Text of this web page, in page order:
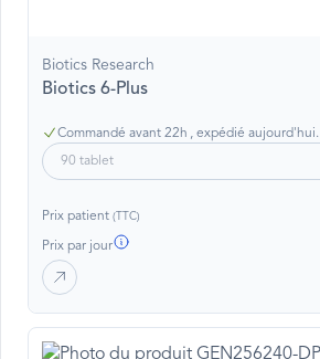
Biotics Research
Biotics 6-Plus
Commandé avant 22h , expédié aujourd'hui.
90 tablet
Prix patient (TTC)
Prix par jour